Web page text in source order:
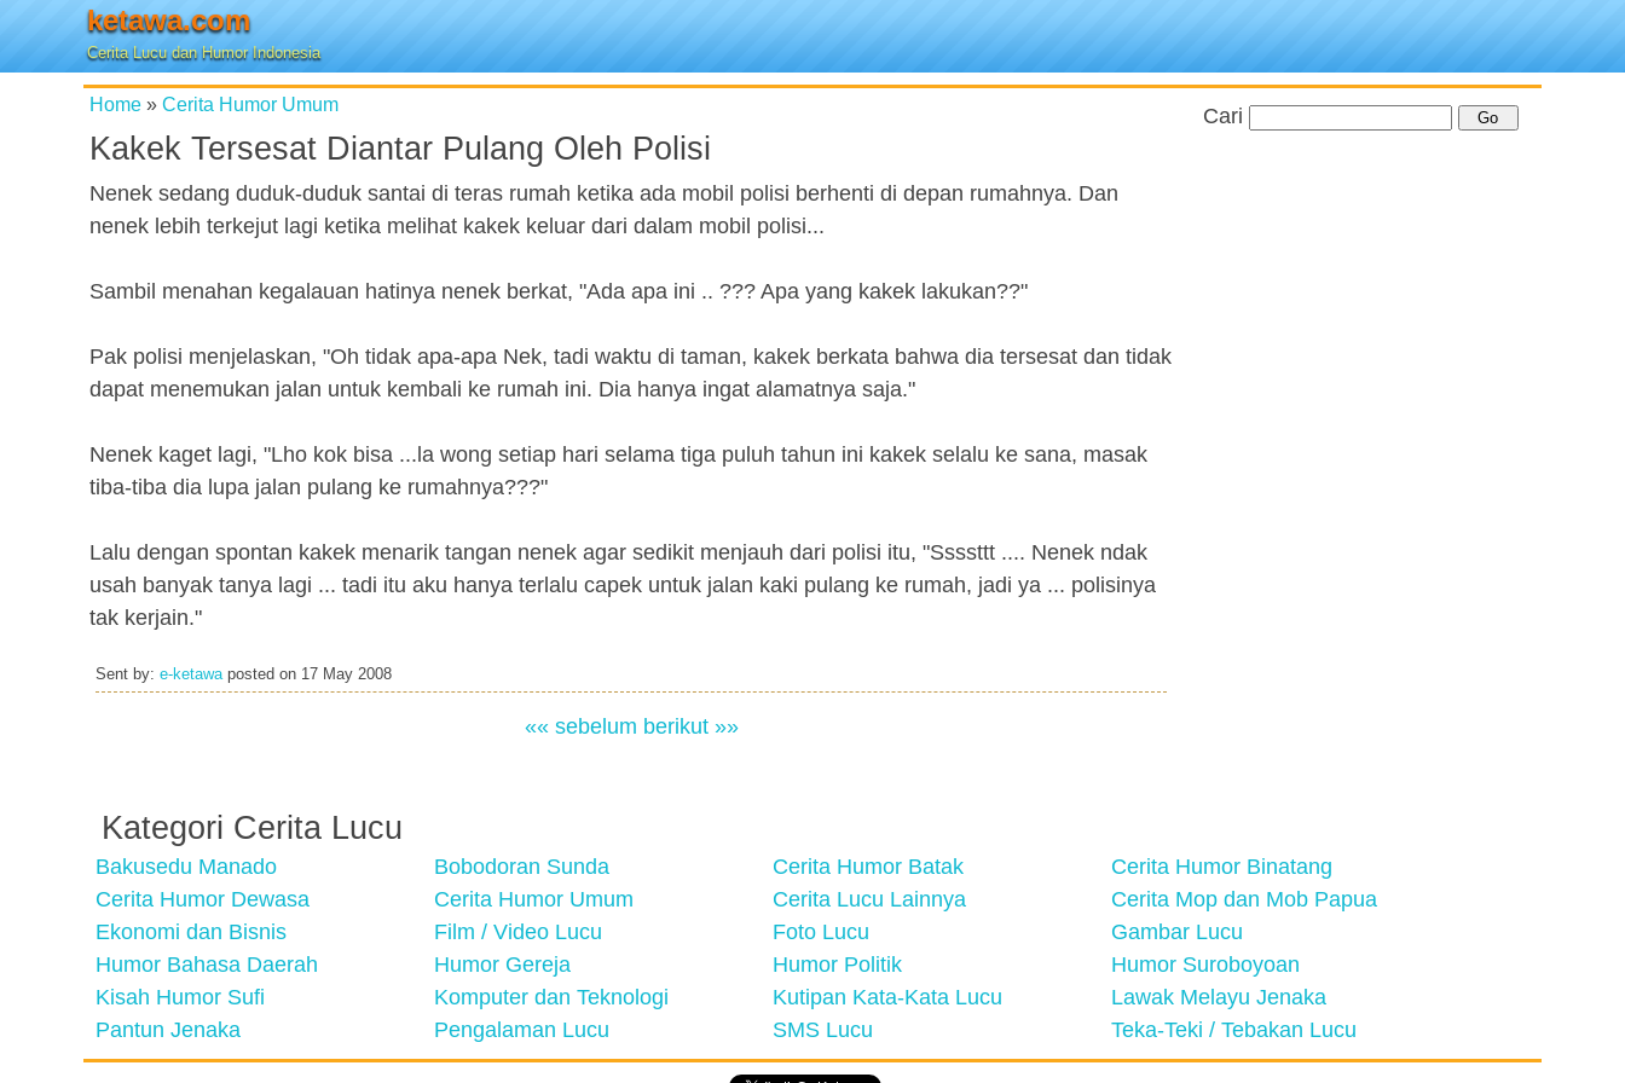
ketawa.com
Cerita Lucu dan Humor Indonesia
Home » Cerita Humor Umum
Kakek Tersesat Diantar Pulang Oleh Polisi
Nenek sedang duduk-duduk santai di teras rumah ketika ada mobil polisi berhenti di depan rumahnya. Dan
nenek lebih terkejut lagi ketika melihat kakek keluar dari dalam mobil polisi...
Sambil menahan kegalauan hatinya nenek berkat, "Ada apa ini .. ??? Apa yang kakek lakukan??"
Pak polisi menjelaskan, "Oh tidak apa-apa Nek, tadi waktu di taman, kakek berkata bahwa dia tersesat dan tidak
dapat menemukan jalan untuk kembali ke rumah ini. Dia hanya ingat alamatnya saja."
Nenek kaget lagi, "Lho kok bisa ...la wong setiap hari selama tiga puluh tahun ini kakek selalu ke sana, masak
tiba-tiba dia lupa jalan pulang ke rumahnya???"
Lalu dengan spontan kakek menarik tangan nenek agar sedikit menjauh dari polisi itu, "Ssssttt .... Nenek ndak
usah banyak tanya lagi ... tadi itu aku hanya terlalu capek untuk jalan kaki pulang ke rumah, jadi ya ... polisinya
tak kerjain."
Sent by: e-ketawaposted on 17 May 2008
«« sebelum berikut »»
Cari
Kategori Cerita Lucu
Bakusedu Manado Bobodoran Sunda Cerita Humor Batak
Cerita Humor Binatang
Cerita Humor Dewasa
Cerita Humor Umum Cerita Lucu Lainnya
Cerita Mop dan Mob Papua
Ekonomi dan Bisnis
Film / Video Lucu Foto Lucu
Gambar Lucu
Humor Bahasa Daerah
Humor Gereja Humor Politik
Humor Suroboyoan
Kisah Humor Sufi
Komputer dan Teknologi Kutipan Kata-Kata Lucu
Lawak Melayu Jenaka
Pantun Jenaka
Pengalaman Lucu SMS Lucu Teka-Teki / Tebakan Lucu